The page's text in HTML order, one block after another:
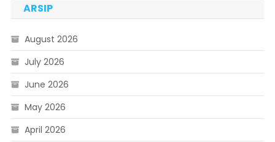
ARSIP
August 2026
July 2026
June 2026
May 2026
April 2026